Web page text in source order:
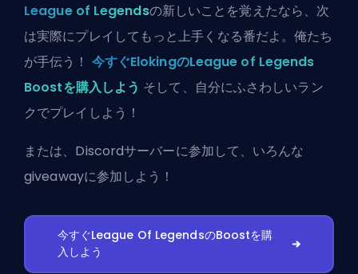
League of Legendsの新しいことを覚えたなら、次
は実際にプレイしてもっと上手くなる番だよ。俺たち
が手伝う！ 今すぐElokingのLeague of Legends
Boostを購入しよう そして、自分にふさわしいラン
クでプレイしよう！
または、 Discordサーバーに参加して、いろんな
giveawayに参加しよう！
今すぐLeague Of LegendsのBoostを購
入しよう